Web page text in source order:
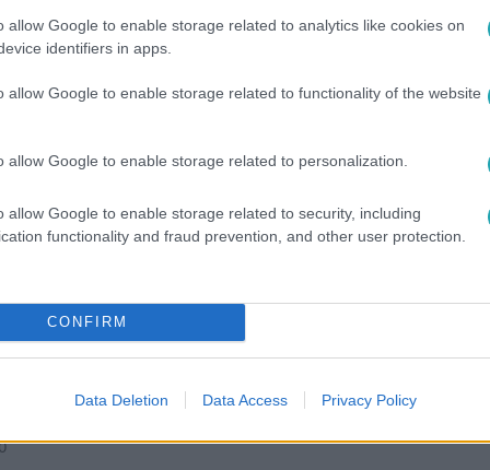
allow Google to enable storage related to analytics like cookies on
identifiers in apps.
allow Google to enable storage related to functionality of the website
allow Google to enable storage related to personalization.
allow Google to enable storage related to security, including
functionality and fraud prevention, and other user protection.
CONFIRM
Data Deletion Data Access Privacy Policy
amik megrázták a világot – és
a legmeglepőbb eseteket!
gála történelmet ír: fekete férfiak uralják a vörös szőnyeget,
meg mindent az eseményről!